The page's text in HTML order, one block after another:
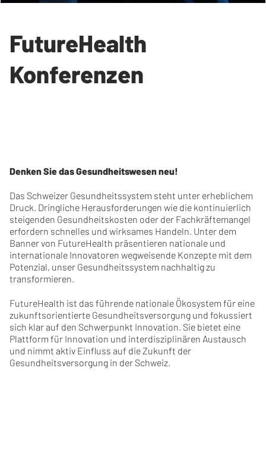
FutureHealth
Konferenzen
Denken Sie das Gesundheitswesen neu!
Das Schweizer Gesundheitssystem steht unter erheblichem
Druck. Dringliche Herausforderungen wie die kontinuierlich
steigenden Gesundheitskosten oder der Fachkräftemangel
erfordern schnelles und wirksames Handeln. Unter dem
Banner von FutureHealth präsentieren nationale und
internationale Innovatoren wegweisende Konzepte mit dem
Potenzial, unser Gesundheitssystem nachhaltig zu
transformieren.
FutureHealth ist das führende nationale Ökosystem für eine
zukunftsorientierte Gesundheitsversorgung und fokussiert
sich klar auf den Schwerpunkt Innovation. Sie bietet eine
Plattform für Innovation und interdisziplinären Austausch
und nimmt aktiv Einfluss auf die Zukunft der
Gesundheitsversorgung in der Schweiz.